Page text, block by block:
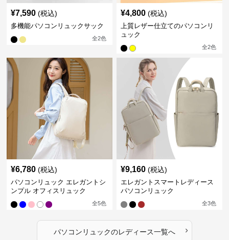
¥7,590 (税込)
多機能パソコンリュックサック
全2色
¥4,800 (税込)
上質レザー仕立てのパソコンリ
ュック
全2色
¥6,780 (税込)
パソコンリュック エレガントシ
ンプル オフィスリュック
全5色
¥9,160 (税込)
エレガントスマートレディース
パソコンリュック
全3色
パソコンリュックのレディース一覧へ ›